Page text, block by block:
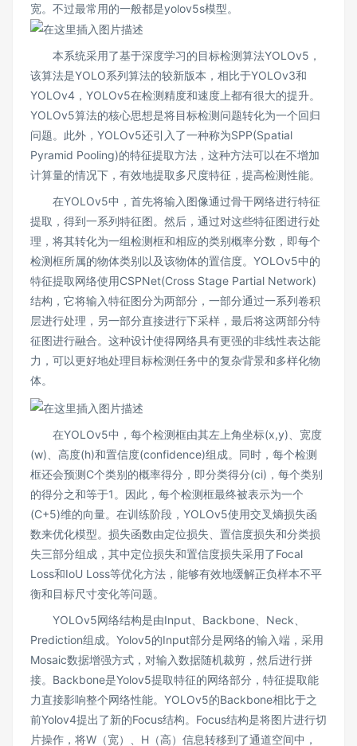
宽。不过最常用的一般都是yolov5s模型。
本系统采用了基于深度学习的目标检测算法YOLOv5，
该算法是YOLO系列算法的较新版本，相比于YOLOv3和
YOLOv4，YOLOv5在检测精度和速度上都有很大的提升。
YOLOv5算法的核心思想是将目标检测问题转化为一个回归
问题。此外，YOLOv5还引入了一种称为SPP(Spatial
Pyramid Pooling)的特征提取方法，这种方法可以在不增加
计算量的情况下，有效地提取多尺度特征，提高检测性能。
在YOLOv5中，首先将输入图像通过骨干网络进行特征
提取，得到一系列特征图。然后，通过对这些特征图进行处
理，将其转化为一组检测框和相应的类别概率分数，即每个
检测框所属的物体类别以及该物体的置信度。YOLOv5中的
特征提取网络使用CSPNet(Cross Stage Partial Network)
结构，它将输入特征图分为两部分，一部分通过一系列卷积
层进行处理，另一部分直接进行下采样，最后将这两部分特
征图进行融合。这种设计使得网络具有更强的非线性表达能
力，可以更好地处理目标检测任务中的复杂背景和多样化物
体。
在YOLOv5中，每个检测框由其左上角坐标(x,y)、宽度
(w)、高度(h)和置信度(confidence)组成。同时，每个检测
框还会预测C个类别的概率得分，即分类得分(ci)，每个类别
的得分之和等于1。因此，每个检测框最终被表示为一个
(C+5)维的向量。在训练阶段，YOLOv5使用交叉熵损失函
数来优化模型。损失函数由定位损失、置信度损失和分类损
失三部分组成，其中定位损失和置信度损失采用了Focal
Loss和IoU Loss等优化方法，能够有效地缓解正负样本不平
衡和目标尺寸变化等问题。
YOLOv5网络结构是由Input、Backbone、Neck、
Prediction组成。Yolov5的Input部分是网络的输入端，采用
Mosaic数据增强方式，对输入数据随机裁剪，然后进行拼
接。Backbone是Yolov5提取特征的网络部分，特征提取能
力直接影响整个网络性能。YOLOv5的Backbone相比于之
前Yolov4提出了新的Focus结构。Focus结构是将图片进行切
片操作，将W（宽）、H（高）信息转移到了通道空间中，